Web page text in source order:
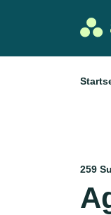
259